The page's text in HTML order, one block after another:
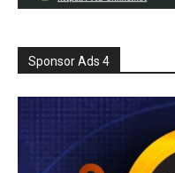
Sponsor Ads 4